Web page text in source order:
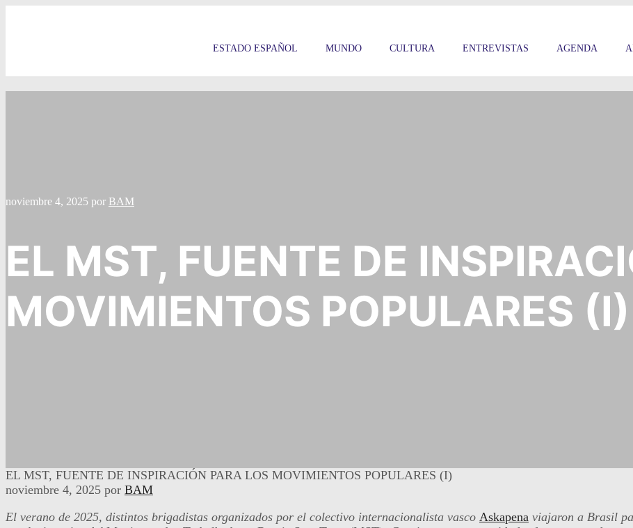
ESTADO ESPAÑOL MUNDO CULTURA ENTREVISTAS AGENDA
noviembre 4, 2025 por BAM
EL MST, FUENTE DE
MOVIMIENTOS POPULARES (I)
EL MST, FUENTE DE INSPIRACIÓN PARA LOS MOVIMIENTOS POPULARES (I)
noviembre 4, 2025 por BAM
El verano de 2025, distintos brigadistas organizados por el colectivo internacionalista vasco Askapena viajaron a Brasil